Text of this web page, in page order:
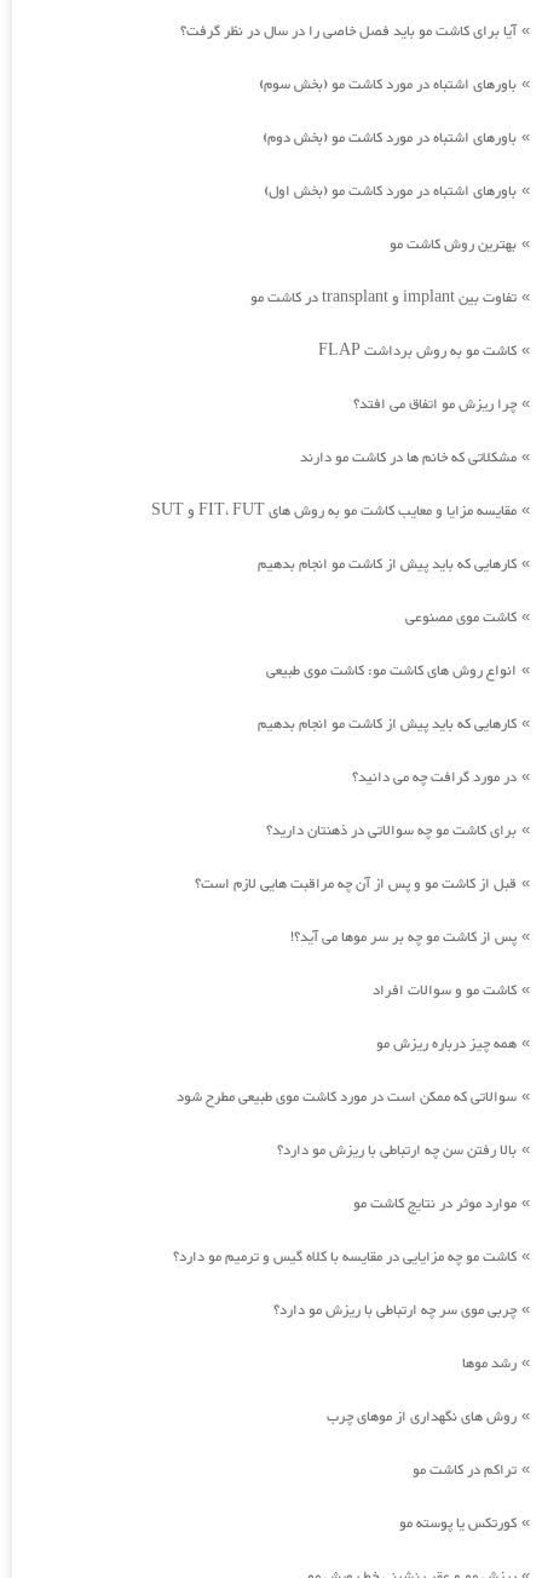
»آیا برای کاشت مو باید فصل خاصی را در سال در نظر گرفت؟
» باورهای اشتباه در مورد کاشت مو (بخش سوم)
» باورهای اشتباه در مورد کاشت مو (بخش دوم)
» باورهای اشتباه در مورد کاشت مو (بخش اول)
» بهترین روش کاشت مو
» تفاوت بین implant و transplant در کاشت مو
» کاشت مو به روش برداشت FLAP
» چرا ریزش مو اتفاق می افتد؟
» مشکلاتی که خانم ها در کاشت مو دارند
» مقایسه مزایا و معایب کاشت مو به روش های FIT، FUT و SUT
» کارهایی که باید پیش از کاشت مو انجام بدهیم
» کاشت موی مصنوعی
» انواع روش های کاشت مو: کاشت موی طبیعی
» کارهایی که باید پیش از کاشت مو انجام بدهیم
» در مورد گرافت چه می دانید؟
» برای کاشت مو چه سوالاتی در ذهنتان دارید؟
» قبل از کاشت مو و پس از آن چه مراقبت هایی لازم است؟
» پس از کاشت مو چه بر سر موها می آید؟!
» کاشت مو و سوالات افراد
» همه چیز درباره ریزش مو
» سوالاتی که ممکن است در مورد کاشت موی طبیعی مطرح شود
» بالا رفتن سن چه ارتباطی با ریزش مو دارد؟
» موارد موثر در نتایج کاشت مو
» کاشت مو چه مزایایی در مقایسه با کلاه گیس و ترمیم مو دارد؟
» چربی موی سر چه ارتباطی با ریزش مو دارد؟
» رشد موها
» روش های نگهداری از موهای چرب
» تراکم در کاشت مو
» کورتکس یا پوسته مو